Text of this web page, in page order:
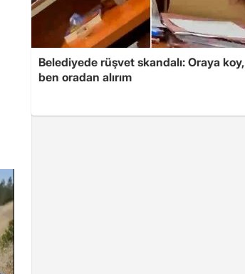
Belediyede rüşvet skandalı: Oraya koy,
ben oradan alırım